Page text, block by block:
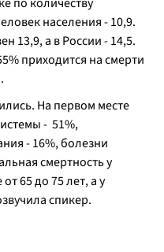
населения - 10,9.
13,9, а в России - 14,5.
приходится на смерти
На первом месте
- 51%,
- 16%, болезни
смертность у
65 до 75 лет, а у
спикер.